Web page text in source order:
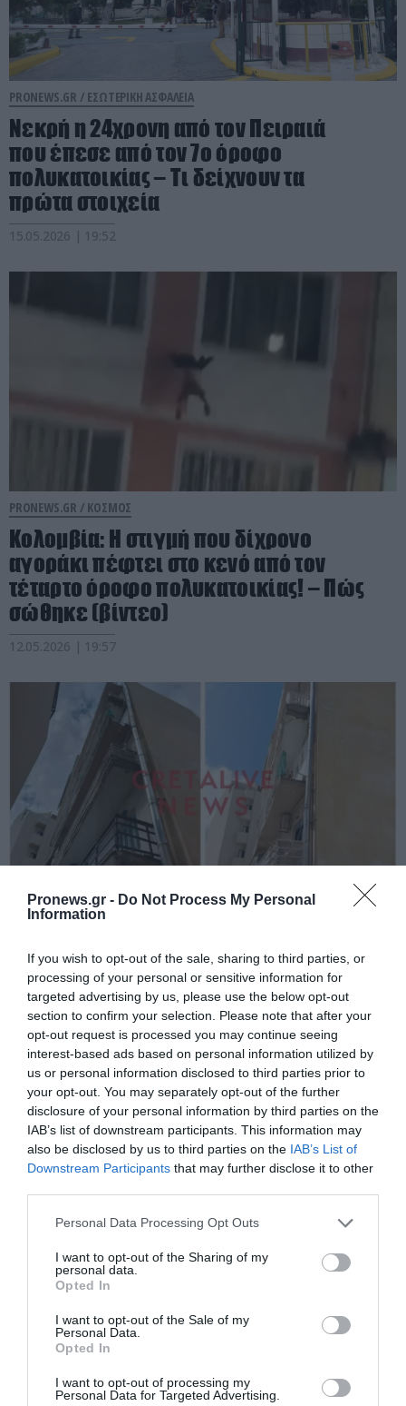
Pronews.gr - Do Not Process My Personal
Information
If you wish to opt-out of the sale, sharing to third parties, or
processing of your personal or sensitive information for
targeted advertising by us, please use the below opt-out
section to confirm your selection. Please note that after your
opt-out request is processed you may continue seeing
interest-based ads based on personal information utilized by
us or personal information disclosed to third parties prior to
your opt-out. You may separately opt-out of the further
disclosure of your personal information by third parties on the
IAB’s list of downstream participants. This information may
also be disclosed by us to third parties on the IAB’s List of
Downstream Participants that may further disclose it to other
Please note that this website/app uses one or more Google
not limited to your visit or usage behaviour. You may click to
grant or deny consent to Google and its third-party tags to
use your data for below specified purposes in below Google
consent section.
Personal Data Processing Opt Outs
I want to opt-out of the Sharing of my
personal data.
Opted In
I want to opt-out of the Sale of my
Personal Data.
Opted In
I want to opt-out of processing my
Personal Data for Targeted Advertising.
PRONEWS.GR / ΕΣΩΤΕΡΙΚΗ ΑΣΦΑΛΕΙΑ
Νεκρή η 24χρονη από τον Πειραιά
που έπεσε από τον 7ο όροφο
πολυκατοικίας – Τι δείχνουν τα
πρώτα στοιχεία
15.05.2026 | 19:52
PRONEWS.GR / ΚΟΣΜΟΣ
Κολομβία: H στιγμή που δίχρονο
αγοράκι πέφτει στο κενό από τον
τέταρτο όροφο πολυκατοικίας! – Πώς
σώθηκε (βίντεο)
12.05.2026 | 19:57
PRONEWS.GR /ΚΟΙΝΩΝΙΑ
Ηράκλειο: Κατέρρευσε τμήμα
μπαλκονιού σε κεντρικό δρόμο – Από
τύχη δεν υπήρξαν τραυματισμοί
(φωτο)
03.05.2026 | 12:27
PRONEWS.GR /ΔΙΕΘΝΗΣ ΑΣΦΑΛΕΙΑ
Βίντεο: Εκδιδόμενη γυναίκα στην
Ρωσία προσπαθεί να ξεφύγει από